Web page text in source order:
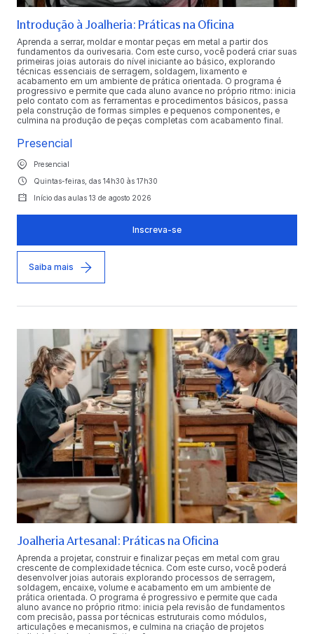
Introdução à Joalheria: Práticas na Oficina
Aprenda a serrar, moldar e montar peças em metal a partir dos
fundamentos da ourivesaria. Com este curso, você poderá criar suas
primeiras joias autorais do nível iniciante ao básico, explorando
técnicas essenciais de serragem, soldagem, lixamento e
acabamento em um ambiente de prática orientada. O programa é
progressivo e permite que cada aluno avance no próprio ritmo: inicia
pelo contato com as ferramentas e procedimentos básicos, passa
pela construção de formas simples e pequenos componentes, e
culmina na produção de peças completas com acabamento final.
Presencial
Presencial
Quintas-feiras, das 14h30 às 17h30
Início das aulas 13 de agosto 2026
Inscreva-se
Saiba mais
Joalheria Artesanal: Práticas na Oficina
Aprenda a projetar, construir e finalizar peças em metal com grau
crescente de complexidade técnica. Com este curso, você poderá
desenvolver joias autorais explorando processos de serragem,
soldagem, encaixe, volume e acabamento em um ambiente de
prática orientada. O programa é progressivo e permite que cada
aluno avance no próprio ritmo: inicia pela revisão de fundamentos
com precisão, passa por técnicas estruturais como módulos,
articulações e mecanismos, e culmina na criação de projetos